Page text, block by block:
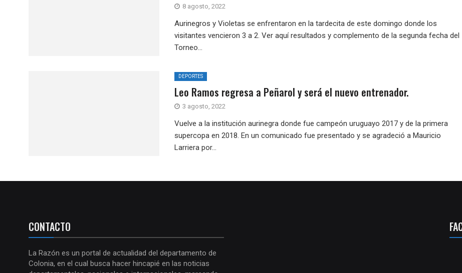
8 agosto, 2022
Aurinegros y Violetas se enfrentaron en la tardecita de este domingo donde los
visitantes vencieron 3 a 2. Ver aquí resultados y complemento de la segunda fecha del
Torneo...
DEPORTES
Leo Ramos regresa a Peñarol y será el nuevo entrenador.
3 agosto, 2022
Vuelve a la institución aurinegra donde fue campeón uruguayo 2017 y de la primera
supercopa en 2018. En un comunicado fue presentado y se agradeció a Mauricio
Larriera por...
CONTACTO
La Razón es un portal de actualidad del departamento de
Colonia, en el cual busca hacer hincapié en las noticias